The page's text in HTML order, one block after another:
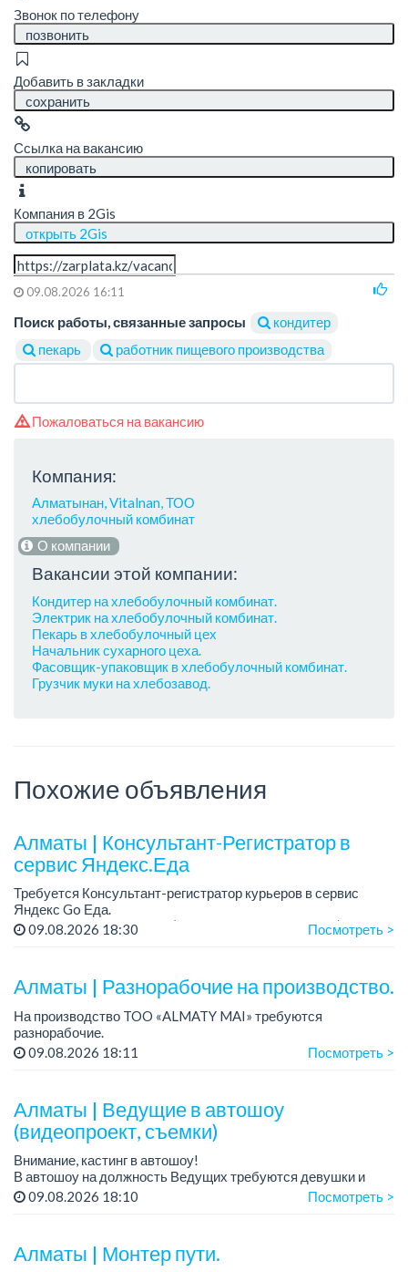
Звонок по телефону
позвонить
Добавить в закладки
сохранить
Ссылка на вакансию
копировать
Компания в 2Gis
открыть 2Gis
09.08.2026 16:11
Поиск работы, связанные запросы
кондитер
пекарь
работник пищевого производства
Пожаловаться на вакансию
Компания:
Алматынан, Vitalnan, ТОО
хлебобулочный комбинат
О компании
Вакансии этой компании:
Кондитер на хлебобулочный комбинат.
Электрик на хлебобулочный комбинат.
Пекарь в хлебобулочный цех
Начальник сухарного цеха.
Фасовщик-упаковщик в хлебобулочный комбинат.
Грузчик муки на хлебозавод.
Похожие объявления
Алматы | Консультант-Регистратор в
сервис Яндекс.Еда
Требуется Консультант-регистратор курьеров в сервис
Яндекс Go Еда.
Условия: работа в офисе (Абылай хана - Макатаева).
09.08.2026 18:30 Посмотреть >
Алматы | Разнорабочие на производство.
На производство TOO «ALMATY MAI» требуются
разнорабочие.
Зарплата: от 250 000 до 300 000 тенге на руки.
09.08.2026 18:11 Посмотреть >
Алматы | Ведущие в автошоу
(видеопроект, съемки)
Внимание, кастинг в автошоу!
В автошоу на должность Ведущих требуются девушки и
парни. А также авто эксперты и авто перекупы.
09.08.2026 18:10 Посмотреть >
Алматы | Монтер пути.